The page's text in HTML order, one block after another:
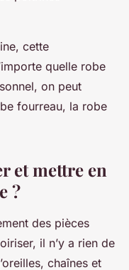
cette
quelle robe
on peut
fourreau, la robe
et mettre en
?
des pièces
il n’y a rien de
chaînes et